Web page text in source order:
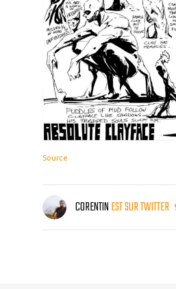
Source
CORENTINEST SUR TWITTER